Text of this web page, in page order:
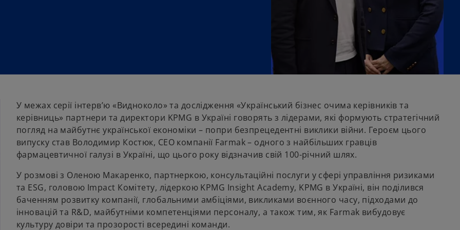
У межах серії інтерв’ю «Видноколо» та дослідження «Український бізнес очима керівників та
керівниць» партнери та директори KPMG в Україні говорять з лідерами, які формують стратегічний
погляд на майбутнє української економіки – попри безпрецедентні виклики війни. Героєм цього
випуску став Володимир Костюк, СЕО компанії Farmak – одного з найбільших гравців
фармацевтичної галузі в Україні, що цього року відзначив свій 100-річний шлях.
У розмові з Оленою Макаренко, партнеркою, консультаційні послуги у сфері управління ризиками
та ESG, головою Impact Комітету, лідеркою KPMG Insight Academy, KPMG в Україні, він поділився
баченням розвитку компанії, глобальними амбіціями, викликами воєнного часу, підходами до
інновацій та R&D, майбутніми компетенціями персоналу, а також тим, як Farmak вибудовує
культуру довіри та прозорості всередині команди.